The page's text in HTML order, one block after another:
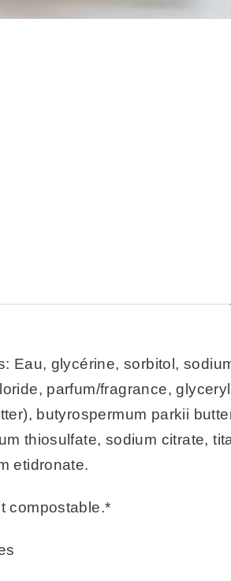
Eau, glycérine, sorbitol,
parfum/fragrance,
butyrospermum parkii
thiosulfate, sodium citrate,
etidronate.
compostable.*